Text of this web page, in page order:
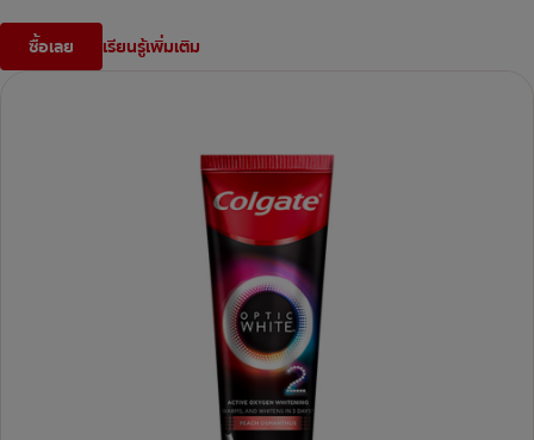
ซื้อเลย เรียนรู้เพิ่มเติม